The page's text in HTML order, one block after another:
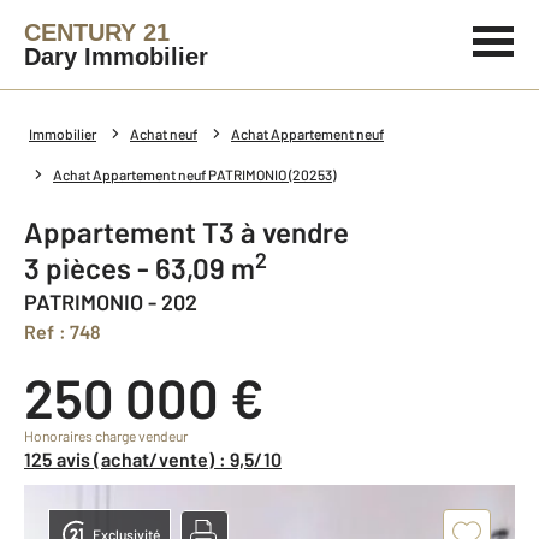
CENTURY 21
Dary Immobilier
Immobilier Achat neuf Achat Appartement neuf
Achat Appartement neuf PATRIMONIO (20253)
Appartement T3 à vendre
3 pièces - 63,09 m2
PATRIMONIO - 202
Ref : 748
250 000 €
Honoraires charge vendeur
125 avis (achat/vente) : 9,5/10
Exclusivité